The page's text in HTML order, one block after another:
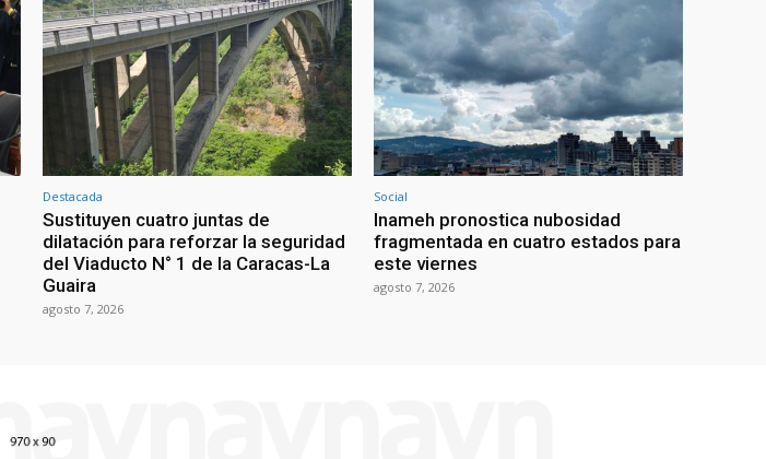
Destacada
Sustituyen cuatro juntas de
dilatación para reforzar la seguridad
del Viaducto N° 1 de la Caracas-La
Guaira
agosto 7, 2026
Social
Inameh pronostica nubosidad
fragmentada en cuatro estados para
este viernes
agosto 7, 2026